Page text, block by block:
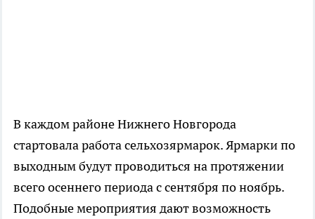
В каждом районе Нижнего Новгорода
стартовала работа сельхозярмарок. Ярмарки по
выходным будут проводиться на протяжении
всего осеннего периода с сентября по ноябрь.
Подобные мероприятия дают возможность